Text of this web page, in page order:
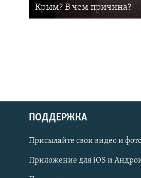
Українською
Qırımtatar
Крым? В чем причина?
ПОДДЕРЖКА
Присылайте свои видео и
Приложение для iOS и